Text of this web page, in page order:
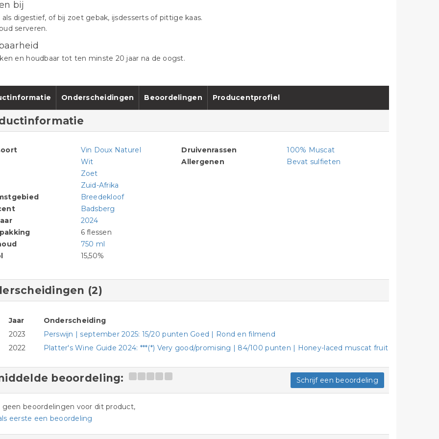
bij
als digestief, of bij zoet gebak, ijsdesserts of pittige kaas.
serveren.
en houdbaar tot ten minste 20 jaar na de oogst.
Onderscheidingen Beoordelingen Producentprofiel
Vin Doux Naturel
Wit
Zoet
Zuid-Afrika
Breedekloof
Badsberg
2024
6 flessen
750 ml
15,50%
Druivenrassen
100% Muscat
Allergenen
Bevat sulfieten
(2)
Jaar
Onderscheiding
2023
Perswijn | september 2025: 15/20 punten Goed | Rond en filmend
2022
Platter's Wine Guide 2024: ***(*) Very good/promising | 84/100 punten | Honey-laced muscat fruit
beoordeling: Schrijf een beoordeling
geen beoordelingen voor dit product,
eerste een beoordeling